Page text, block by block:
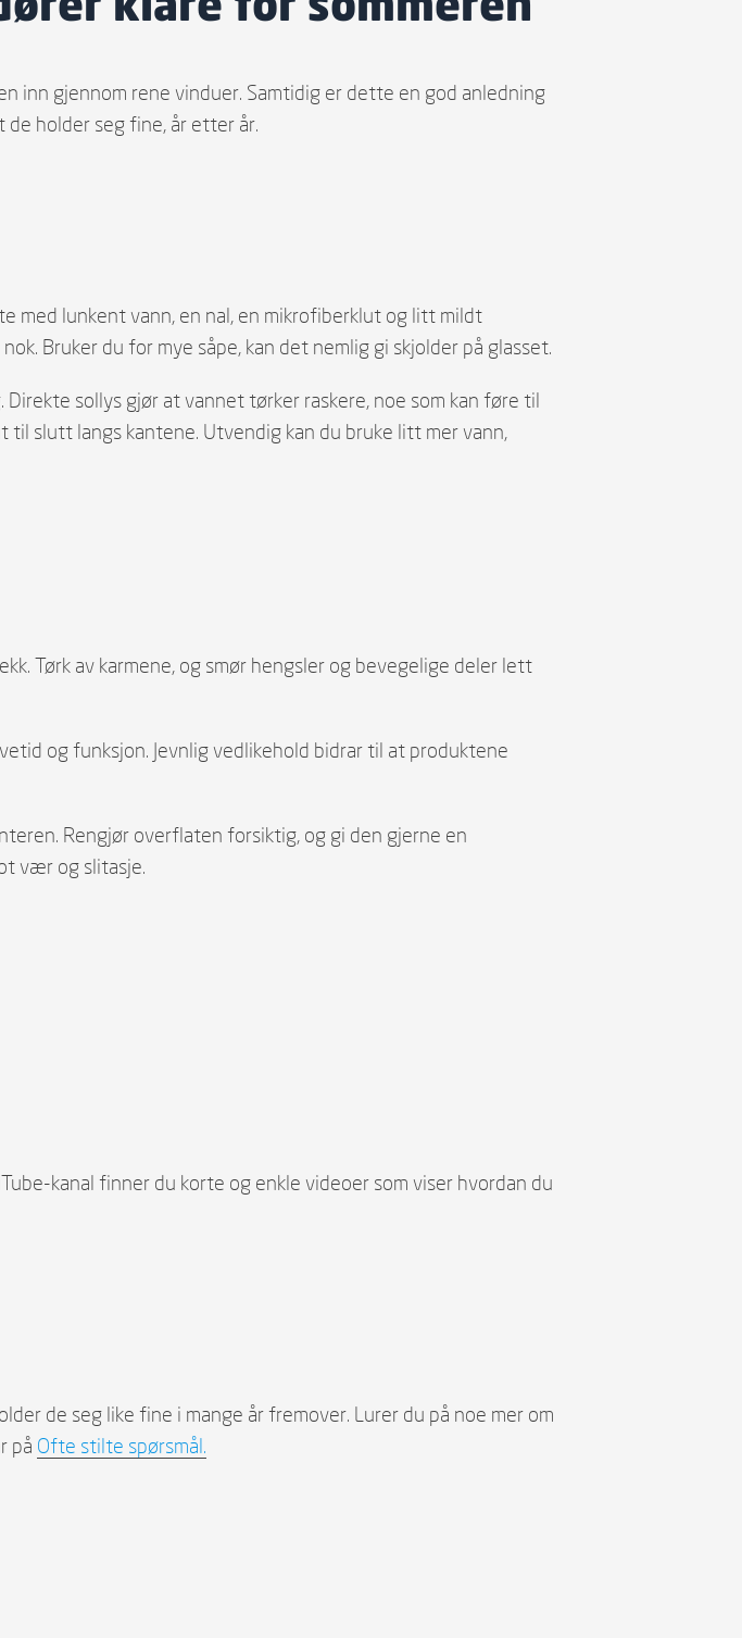
inn gjennom rene vinduer. Samtidig er dette en god anledning
holder seg fine, år etter år.
med lunkent vann, en nal, en mikrofiberklut og litt mildt
Bruker du for mye såpe, kan det nemlig gi skjolder på glasset.
sollys gjør at vannet tørker raskere, noe som kan føre til
slutt langs kantene. Utvendig kan du bruke litt mer vann,
Tørk av karmene, og smør hengsler og bevegelige deler lett
og funksjon. Jevnlig vedlikehold bidrar til at produktene
Rengjør overflaten forsiktig, og gi den gjerne en
vær og slitasje.
kanal finner du korte og enkle videoer som viser hvordan du
de seg like fine i mange år fremover. Lurer du på noe mer om
på Ofte stilte spørsmål.